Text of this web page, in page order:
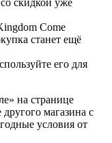
Come
станет ещё
его для
на странице
магазина с
условия от